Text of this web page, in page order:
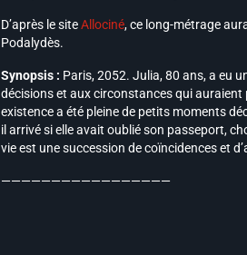
D’après le siteAllociné, ce long-métrage
Podalydès.
Synopsis : Paris, 2052. Julia, 80 ans, a eu
décisions et aux circonstances qui auraient
existence a été pleine de petits moments
il arrivé si elle avait oublié son passeport,
vie est une succession de coïncidences et
—————————————————